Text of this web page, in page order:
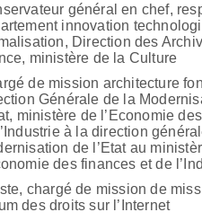
généralen chef,
innovation
Direction des
ministère de la Culture
de mission architecture
Générale de la
ministère de l’Economie
à la direction
de l’Etat au
des finances et de
chargé de mission de
des droits sur l’Internet